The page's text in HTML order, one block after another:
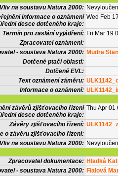
Vliv na soustavu Natura 2000:
informace o oznámení
desce dotčeného kraje:
Wed Feb
Termín pro zaslání vyjádření: Fri Mar 19
Zpracovatel oznámení:
- soustava Natura 2000: Mudra
Dotčené ptačí oblasti:
Dotčené EVL:
Text oznámení záměru:
Informace o oznámení:
závěrů zjišťovacího řízení
desce dotčeného kraje:
Thu Apr 01
Závěry zjišťovacího řízení:
o závěru zjišťovacího řízení:
Vliv na soustavu Natura 2000:
Zpracovatel dokumentace: Hladká
- soustava Natura 2000: Fialová